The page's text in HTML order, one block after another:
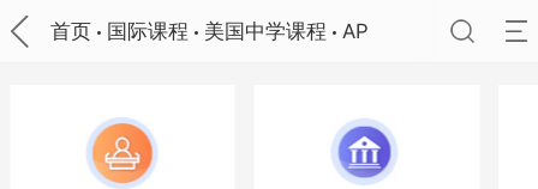
首页 国际课程 美国中学课程 AP